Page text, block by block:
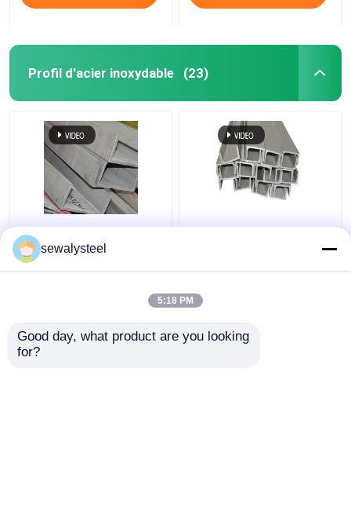
Profil d'acier inoxydable (23)
410 430 904L 409L
310s Profil en acier
inoxydable
304 304l 316 316l
sewalysteel
5:18 PM
Good day, what product are you looking
for?